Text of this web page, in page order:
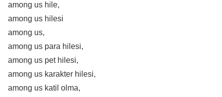
among us hile,
among us hilesi
among us,
among us para hilesi,
among us pet hilesi,
among us karakter hilesi,
among us katil olma,